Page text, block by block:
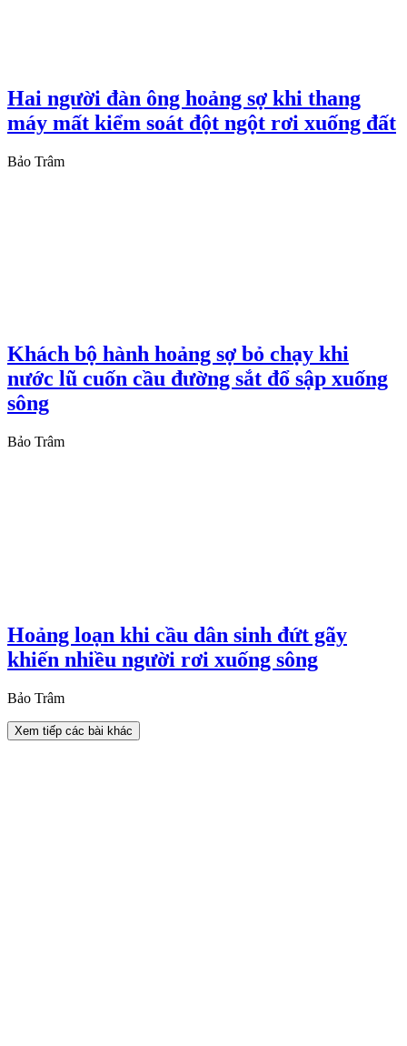
Hai người đàn ông hoảng sợ khi thang
máy mất kiểm soát đột ngột rơi xuống đất
Bảo Trâm
Khách bộ hành hoảng sợ bỏ chạy khi
nước lũ cuốn cầu đường sắt đổ sập xuống
sông
Bảo Trâm
Hoảng loạn khi cầu dân sinh đứt gãy
khiến nhiều người rơi xuống sông
Bảo Trâm
Xem tiếp các bài khác